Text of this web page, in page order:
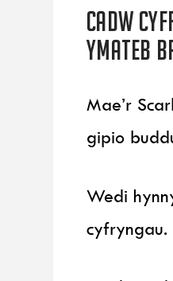
Cadw
Ymateb
Mae’r
gipio
Wedi
cyfryngau.